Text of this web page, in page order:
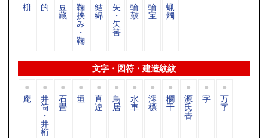
枡 的 豆
藏
鞠
挟
み
・
鞠
結
綿
矢
・
矢
筈
輪
鼓
輪
宝
蝋
燭
文字・図符・建造紋紋
庵 井
筒
・
井
桁
石
畳
垣 直
違
鳥
居
水
車
澪
標
欄
干
源
氏
香
字 万
字